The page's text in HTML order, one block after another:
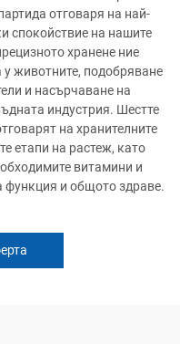
отговаря на най-
спокойствие на нашите
хранене ние
животните, подобряване
и насърчаване на
индустрия. Шестте
на хранителните
етапи на растеж, като
витамини и
функция и общото здраве.